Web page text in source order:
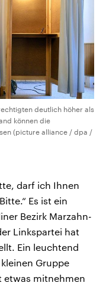
deutlich höher als
können die
(picture alliance / dpa /
darf ich Ihnen
Es ist ein
Bezirk Marzahn-
Linkspartei hat
Ein leuchtend
Gruppe
etwas mitnehmen